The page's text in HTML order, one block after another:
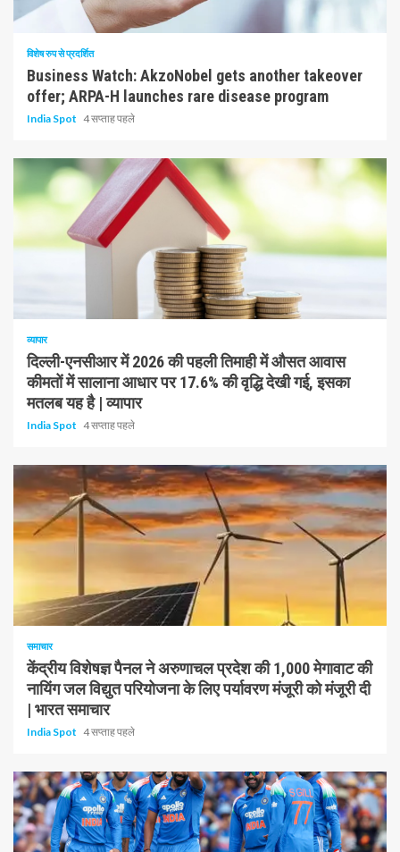
10 न्यूनतम पढ़ा
विशेष रुप से प्रदर्शित
Business Watch: AkzoNobel gets another takeover
offer; ARPA-H launches rare disease program
India Spot 4 सप्ताह पहले
व्यापार
दिल्ली-एनसीआर में 2026 की पहली तिमाही में औसत आवास
कीमतों में सालाना आधार पर 17.6% की वृद्धि देखी गई, इसका
मतलब यह है | व्यापार
India Spot 4 सप्ताह पहले
1 न्यूनतम पढ़ा
समाचार
केंद्रीय विशेषज्ञ पैनल ने अरुणाचल प्रदेश की 1,000 मेगावाट की
नायिंग जल विद्युत परियोजना के लिए पर्यावरण मंजूरी को मंजूरी दी
| भारत समाचार
India Spot 4 सप्ताह पहले